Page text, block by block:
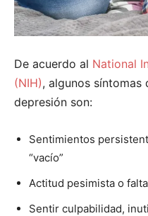
De acuerdo al National
(NIH), algunos síntomas
depresión son:
Sentimientos
“vacío”
Actitud pesimista o
Sentir culpabilidad,